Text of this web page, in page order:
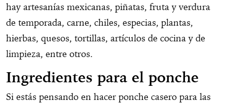
hay artesanías mexicanas, piñatas, fruta y verdura
de temporada, carne, chiles, especias, plantas,
hierbas, quesos, tortillas, artículos de cocina y de
limpieza, entre otros.
Ingredientes para el ponche
Si estás pensando en hacer ponche casero para las